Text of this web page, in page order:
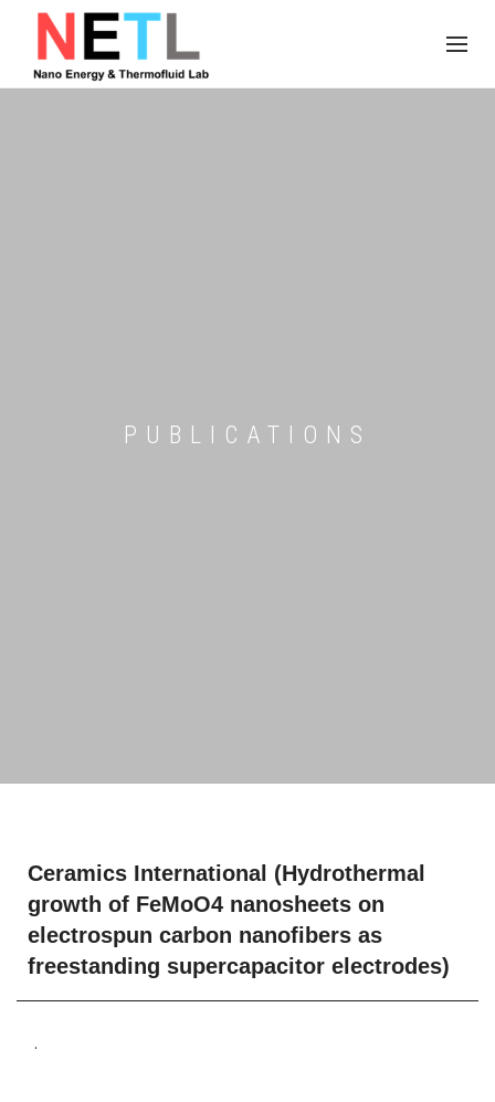
PUBLICATIONS
Ceramics International (Hydrothermal
growth of FeMoO4 nanosheets on
electrospun carbon nanofibers as
freestanding supercapacitor electrodes)